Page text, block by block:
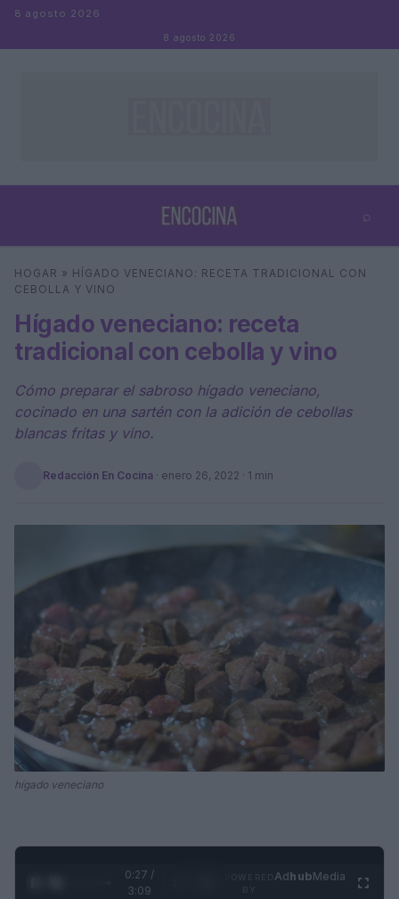
Saltar al contenido
8 agosto 2026
8 agosto 2026
⌕
Buscar ⌕ ×
HOGAR » HÍGADO VENECIANO: RECETA TRADICIONAL CON
CEBOLLA Y VINO
Hígado veneciano: receta
tradicional con cebolla y vino
Cómo preparar el sabroso hígado veneciano,
cocinado en una sartén con la adición de cebollas
blancas fritas y vino.
Redacción En Cocina · enero 26, 2022 · 1 min
hígado veneciano
0:28 /
3:09
AdhubMedia